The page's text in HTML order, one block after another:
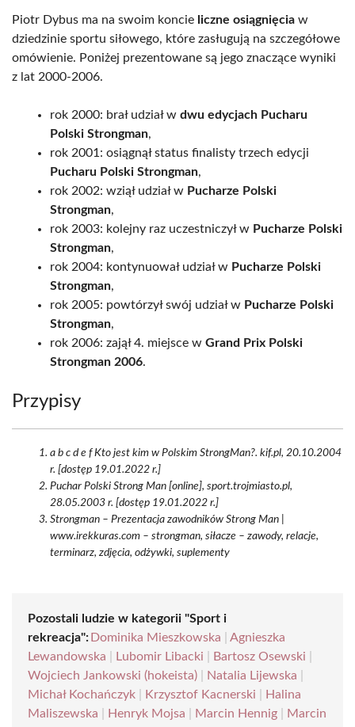
Piotr Dybus ma na swoim koncie liczne osiągnięcia w
dziedzinie sportu siłowego, które zasługują na szczegółowe
omówienie. Poniżej prezentowane są jego znaczące wyniki
z lat 2000-2006.
rok 2000: brał udział w dwu edycjach Pucharu
Polski Strongman,
rok 2001: osiągnął status finalisty trzech edycji
Pucharu Polski Strongman,
rok 2002: wziął udział w Pucharze Polski
Strongman,
rok 2003: kolejny raz uczestniczył w Pucharze Polski
Strongman,
rok 2004: kontynuował udział w Pucharze Polski
Strongman,
rok 2005: powtórzył swój udział w Pucharze Polski
Strongman,
rok 2006: zajął 4. miejsce w Grand Prix Polski
Strongman 2006.
Przypisy
a b c d e f Kto jest kim w Polskim StrongMan?. kif.pl, 20.10.2004
r. [dostęp 19.01.2022 r.]
Puchar Polski Strong Man [online], sport.trojmiasto.pl,
28.05.2003 r. [dostęp 19.01.2022 r.]
Strongman – Prezentacja zawodników Strong Man |
www.irekkuras.com – strongman, siłacze – zawody, relacje,
terminarz, zdjęcia, odżywki, suplementy
Pozostali ludzie w kategorii "Sport i
rekreacja": Dominika Mieszkowska
Agnieszka
Lewandowska
Lubomir Libacki Bartosz Osewski
Wojciech Jankowski (hokeista)
Natalia Lijewska
Michał Kochańczyk
Krzysztof Kacnerski
Halina
Maliszewska
Henryk Mojsa Marcin Hennig
Marcin